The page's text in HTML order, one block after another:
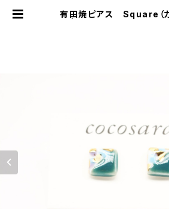
有田焼ピアス Square（カ